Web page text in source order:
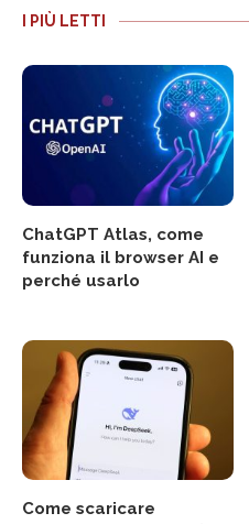
I PIÙ LETTI
ChatGPT Atlas, come
funziona il browser AI e
perché usarlo
Come scaricare